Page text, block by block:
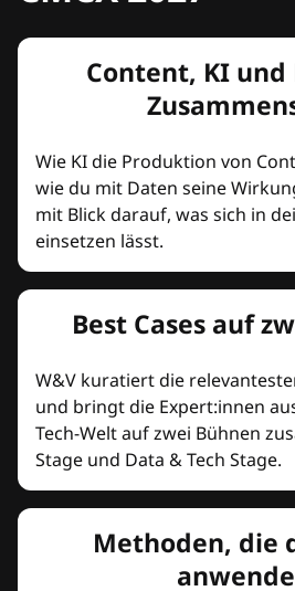
Content, KI und
Wie KI die Produktion von
wie du mit Daten seine
mit Blick darauf, was sich in
einsetzen lässt.
Best Cases auf
W&V kuratiert die
und bringt die Expert:innen
Tech-Welt auf zwei Bühnen
Stage und Data & Tech Stage.
Methoden, die